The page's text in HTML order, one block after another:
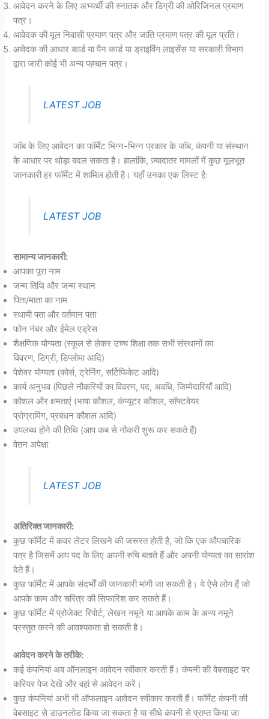
आवेदन करने के लिए अभ्यर्थी की स्नातक और डिग्री की ओरिजिनल प्रमाण
पत्र।
आवेदक की मूल निवासी प्रमाण पत्र और जाति प्रमाण पत्र की मूल प्रति।
आवेदक की आधार कार्ड या पैन कार्ड या ड्राइविंग लाइसेंस या सरकारी विभाग
द्वारा जारी कोई भी अन्य पहचान पत्र।
LATEST JOB
जॉब के लिए आवेदन का फॉर्मेट भिन्न-भिन्न प्रकार के जॉब, कंपनी या संस्थान
के आधार पर थोड़ा बदल सकता है। हालांकि, ज़्यादातर मामलों में कुछ मूलभूत
जानकारी हर फॉर्मेट में शामिल होती है। यहाँ उनका एक लिस्ट है:
LATEST JOB
सामान्य जानकारी:
आपका पूरा नाम
जन्म तिथि और जन्म स्थान
पिता/माता का नाम
स्थायी पता और वर्तमान पता
फोन नंबर और ईमेल एड्रेस
शैक्षणिक योग्यता (स्कूल से लेकर उच्च शिक्षा तक सभी संस्थानों का
विवरण, डिग्री, डिप्लोमा आदि)
पेशेवर योग्यता (कोर्स, ट्रेनिंग, सर्टिफिकेट आदि)
कार्य अनुभव (पिछले नौकरियों का विवरण, पद, अवधि, जिम्मेदारियाँ आदि)
कौशल और क्षमताएं (भाषा कौशल, कंप्यूटर कौशल, सॉफ्टवेयर
प्रोग्रामिंग, प्रबंधन कौशल आदि)
उपलब्ध होने की तिथि (आप कब से नौकरी शुरू कर सकते हैं)
वेतन अपेक्षा
LATEST JOB
अतिरिक्त जानकारी:
कुछ फॉर्मेट में कवर लेटर लिखने की जरूरत होती है, जो कि एक औपचारिक
पत्र है जिसमें आप पद के लिए अपनी रुचि बताते हैं और अपनी योग्यता का सारांश
देते हैं।
कुछ फॉर्मेट में आपके संदर्भों की जानकारी मांगी जा सकती है। ये ऐसे लोग हैं जो
आपके काम और चरित्र की सिफारिश कर सकते हैं।
कुछ फॉर्मेट में प्रोजेक्ट रिपोर्ट, लेखन नमूने या आपके काम के अन्य नमूने
प्रस्तुत करने की आवश्यकता हो सकती है।
आवेदन करने के तरीके:
कई कंपनियां अब ऑनलाइन आवेदन स्वीकार करती हैं। कंपनी की वेबसाइट पर
करियर पेज देखें और वहां से आवेदन करें।
कुछ कंपनियां अभी भी ऑफलाइन आवेदन स्वीकार करती हैं। फॉर्मेट कंपनी की
वेबसाइट से डाउनलोड किया जा सकता है या सीधे कंपनी से प्राप्त किया जा